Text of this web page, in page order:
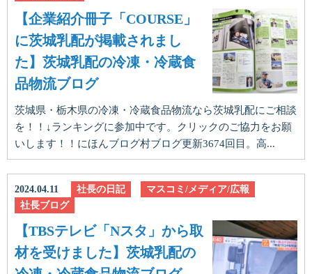
【企業紹介冊子「COURSE」
に茨城乳配が掲載されまし
た】茨城乳配の冷凍・冷蔵食
品物流ブログ
茨城県・栃木県の冷凍・冷蔵食品物流なら茨城乳配にご相談
を！！↓ランキングに参加中です。クリックのご協力をお願
いします！！にほんブログ村ブログ更新3674回目。高...
2024.04.11 社長の日記
マスコミ/メディア/広報
社長ブログ
【TBSテレビ「Nスタ」から取
材を受けました】茨城乳配の